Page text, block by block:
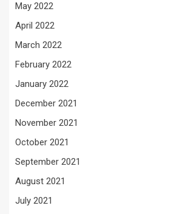
May 2022
April 2022
March 2022
February 2022
January 2022
December 2021
November 2021
October 2021
September 2021
August 2021
July 2021